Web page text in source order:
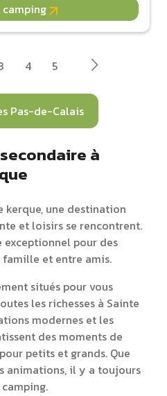
4 5
Pas-de-Calais
à
kerque, une destination
et loisirs se rencontrent.
pour des
famille et entre amis.
situés pour vous
les richesses à Sainte
modernes et les
des moments de
petits et grands. Que
animations, il y a toujours